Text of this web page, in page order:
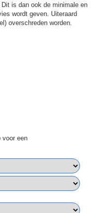
is dan ook de minimale en
wordt geven. Uiteraard
overschreden worden.
voor een